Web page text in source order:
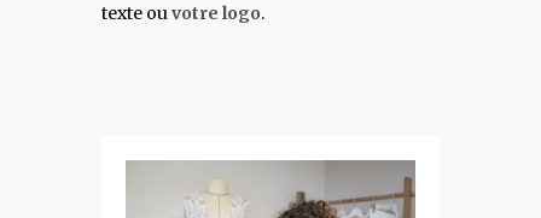
texte ouvotre logo.